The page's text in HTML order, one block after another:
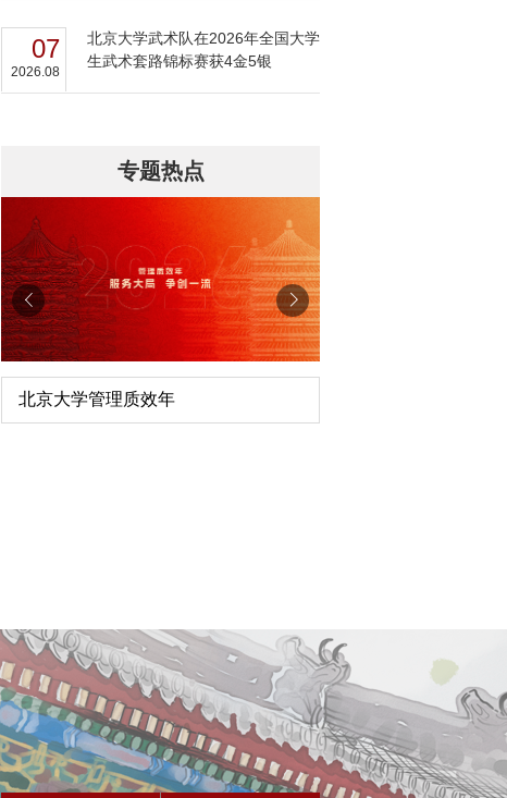
07
2026.08
北京大学武术队在2026年全国大学
生武术套路锦标赛获4金5银
专题热点
北京大学管理质效年